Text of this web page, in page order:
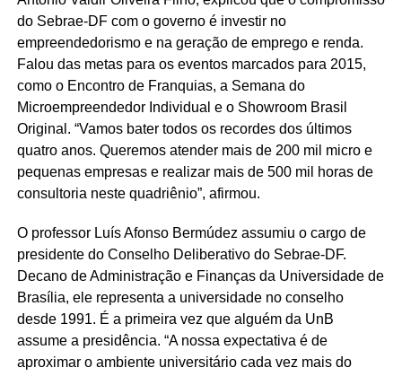
do Sebrae-DF com o governo é investir no
empreendedorismo e na geração de emprego e renda.
Falou das metas para os eventos marcados para 2015,
como o Encontro de Franquias, a Semana do
Microempreendedor Individual e o Showroom Brasil
Original. “Vamos bater todos os recordes dos últimos
quatro anos. Queremos atender mais de 200 mil micro e
pequenas empresas e realizar mais de 500 mil horas de
consultoria neste quadriênio”, afirmou.
O professor Luís Afonso Bermúdez assumiu o cargo de
presidente do Conselho Deliberativo do Sebrae-DF.
Decano de Administração e Finanças da Universidade de
Brasília, ele representa a universidade no conselho
desde 1991. É a primeira vez que alguém da UnB
assume a presidência. “A nossa expectativa é de
aproximar o ambiente universitário cada vez mais do